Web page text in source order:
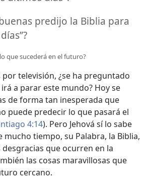
predijo la Biblia para
que sucederá en el futuro?
por televisión, ¿se ha preguntado
a parar este mundo? Hoy se
de forma tan inesperada que
puede predecir lo que pasará el
4:14). Pero Jehová sí lo sabe
mucho tiempo, su Palabra, la Biblia,
que ocurren en la
las cosas maravillosas que
cercano.